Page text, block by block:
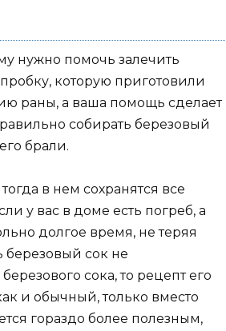
нужно помочь залечить
которую приготовили
раны, а ваша помощь сделает
собирать березовый
брали.
в нем сохранятся все
у вас в доме есть погреб, а
долгое время, не теряя
березовый сок не
сока, то рецепт его
и обычный, только вместо
гораздо более полезным,